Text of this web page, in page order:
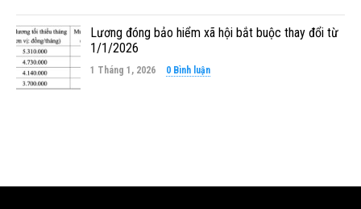
Lương đóng bảo hiểm xã hội bắt buộc thay đổi từ
1/1/2026
1 Tháng 1, 2026 0 Bình luận